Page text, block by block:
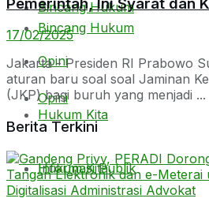
Bincang Hukum
Opini
Hukum Kita
Bincang Hukum
Opini
Hukum Kita
Informasi Publik
17/02/2025
Jakarta - Presiden RI Prabowo
aturan baru soal soal Jaminan
(JKP) bagi buruh yang menjadi ...
Berita Terkini